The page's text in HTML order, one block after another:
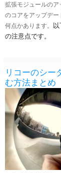
拡張モジュールの
のコアをアップデ
何点かあります。
の注意点です。
リコーのシー
む方法まとめ